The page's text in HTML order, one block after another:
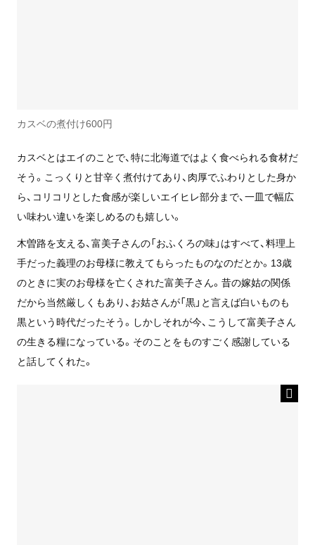
カスベの煮付け600円
カスベとはエイのことで、特に北海道ではよく食べられる食材だ
そう。こっくりと甘辛く煮付けてあり、肉厚でふわりとした身か
ら、コリコリとした食感が楽しいエイヒレ部分まで、一皿で幅広
い味わい違いを楽しめるのも嬉しい。
木曽路を支える、富美子さんの「おふくろの味」はすべて、料理上
手だった義理のお母様に教えてもらったものなのだとか。13歳
のときに実のお母様を亡くされた富美子さん。昔の嫁姑の関係
だから当然厳しくもあり、お姑さんが「黒」と言えば白いものも
黒という時代だったそう。しかしそれが今、こうして富美子さん
の生きる糧になっている。そのことをものすごく感謝している
と話してくれた。